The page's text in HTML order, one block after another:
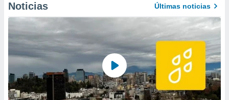
Noticias Últimas noticias